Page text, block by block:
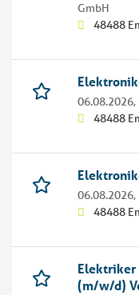
GmbH
48488
06.08.2026,
48488
06.08.2026,
48488
(m/w/d)